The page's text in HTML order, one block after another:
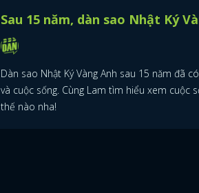
Sau 15 năm, dàn sao Nhật Ký
Dàn sao Nhật Ký Vàng Anh sau 15 năm đã
và cuộc sống. Cùng Lam tìm hiểu xem cuộc
thế nào nha!